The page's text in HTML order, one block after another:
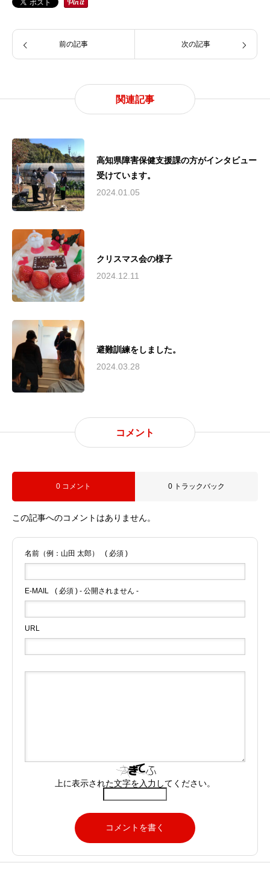
前の記事 次の記事
関連記事
高知県障害保健支援課の方がインタビュー
受けています。
2024.01.05
クリスマス会の様子
2024.12.11
避難訓練をしました。
2024.03.28
コメント
0 コメント 0 トラックバック
この記事へのコメントはありません。
名前（例：山田 太郎） ( 必須 )
E-MAIL ( 必須 ) - 公開されません -
URL
上に表示された文字を入力してください。